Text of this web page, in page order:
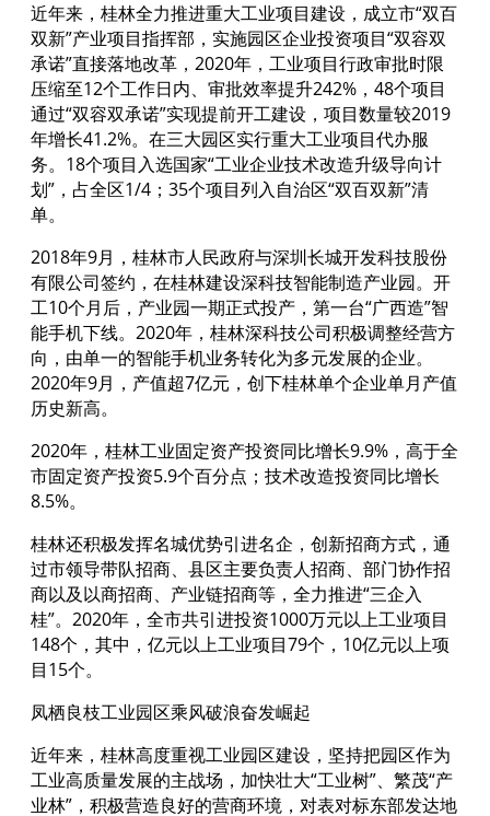
近年来，桂林全力推进重大工业项目建设，成立市“双百
双新”产业项目指挥部，实施园区企业投资项目“双容双
承诺”直接落地改革，2020年，工业项目行政审批时限
压缩至12个工作日内、审批效率提升242%，48个项目
通过“双容双承诺”实现提前开工建设，项目数量较2019
年增长41.2%。在三大园区实行重大工业项目代办服
务。18个项目入选国家“工业企业技术改造升级导向计
划”，占全区1/4；35个项目列入自治区“双百双新”清
单。
2018年9月，桂林市人民政府与深圳长城开发科技股份
有限公司签约，在桂林建设深科技智能制造产业园。开
工10个月后，产业园一期正式投产，第一台“广西造”智
能手机下线。2020年，桂林深科技公司积极调整经营方
向，由单一的智能手机业务转化为多元发展的企业。
2020年9月，产值超7亿元，创下桂林单个企业单月产值
历史新高。
2020年，桂林工业固定资产投资同比增长9.9%，高于全
市固定资产投资5.9个百分点；技术改造投资同比增长
8.5%。
桂林还积极发挥名城优势引进名企，创新招商方式，通
过市领导带队招商、县区主要负责人招商、部门协作招
商以及以商招商、产业链招商等，全力推进“三企入
桂”。2020年，全市共引进投资1000万元以上工业项目
148个，其中，亿元以上工业项目79个，10亿元以上项
目15个。
凤栖良枝工业园区乘风破浪奋发崛起
近年来，桂林高度重视工业园区建设，坚持把园区作为
工业高质量发展的主战场，加快壮大“工业树”、繁茂“产
业林”，积极营造良好的营商环境，对表对标东部发达地